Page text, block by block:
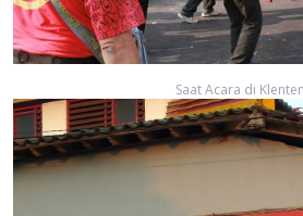
Saat Acara di